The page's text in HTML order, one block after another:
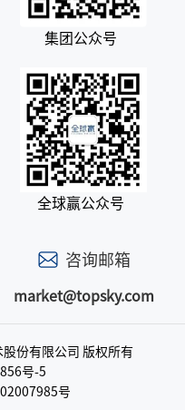
集团公众号
全球赢公众号
咨询邮箱
market@topsky.com
份有限公司 版权所有
号-5
号